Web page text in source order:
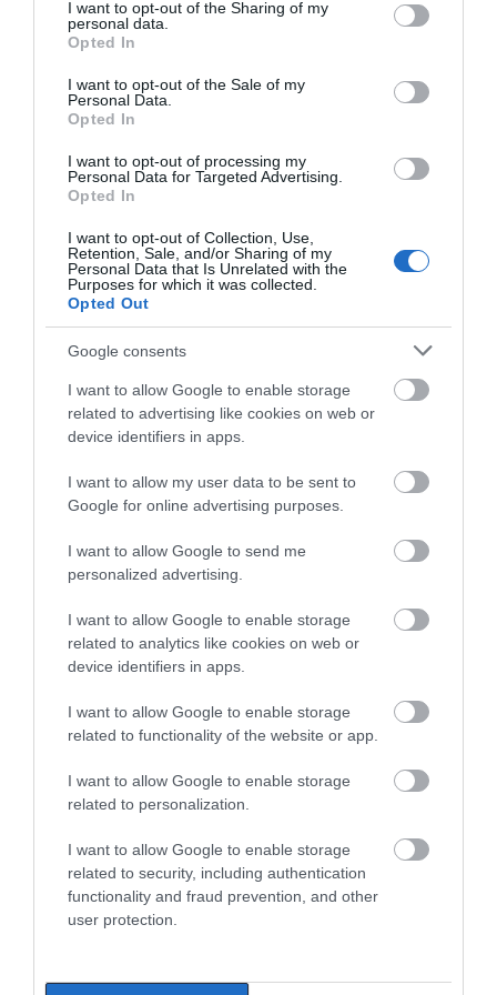
not limited to your visit or usage behaviour. You may click to
grant or deny consent to Google and its third-party tags to
use your data for below specified purposes in below Google
consent section.
I want to opt-out of the Sharing of my
personal data.
Opted In
I want to opt-out of the Sale of my
Personal Data.
Opted In
I want to opt-out of processing my
Personal Data for Targeted Advertising.
Opted In
I want to opt-out of Collection, Use,
Retention, Sale, and/or Sharing of my
Personal Data that Is Unrelated with the
Purposes for which it was collected.
Opted Out
Google consents
I want to allow Google to enable storage
related to advertising like cookies on web or
device identifiers in apps.
I want to allow my user data to be sent to
Google for online advertising purposes.
I want to allow Google to send me
personalized advertising.
I want to allow Google to enable storage
related to analytics like cookies on web or
device identifiers in apps.
I want to allow Google to enable storage
related to functionality of the website or app.
I want to allow Google to enable storage
related to personalization.
I want to allow Google to enable storage
related to security, including authentication
functionality and fraud prevention, and other
user protection.
Φωτιά στη Σκύρο: Δύσκολη νύχτα
για την Καλαμίτσα – Νέες εικόνες
και βίντεο
06.08.2026 | 22:04
κόσμου η μεγάλη γιορτή στους
Ωρεούς – Παρών ο Θανάσης
Ζεμπίλης
Συντάξεις Σεπτεμβρίου 2026:
Πότε πληρώνονται οι δικαιούχοι –
Οι ημερομηνίες του e-ΕΦΚΑ
Σοκ στην Εύβοια με την κοπέλα
που έπεσε από την γέφυρα: Τα
νεότερα για την υγεία της
Νεότερα για τη Φωτιά στη Σκύρο:
– Νέο βίντεο
06.08.2026 | 21:00
Καφές: Τα οφέλη της μέτριας
κατανάλωσης σύμφωνα με ειδικό
στο μικροβίωμα του εντέρου
«Ανάσα» για τους αγρότες στην
06.08.2026 | 20:40
Ο λόγος που τηγανίζουμε ψάρια
του Σωτήρος – Πως θα κάνετε το
τέλειο μαγείρεμα
06.08.2026 | 20:20
ΠΕΡΙΣΣΟΤΕΡΑ ΑΠΟ ΚΟΙΝΩΝΙΑ
Καφές: Τα οφέλη της
μέτριας κατανάλωσης
σύμφωνα με ειδικό στο
μικροβίωμα του
εντέρου
Έπαθε ηλεκτροπληξία
ενώ έκλεβε καλώδια –
εγκατέλειψαν